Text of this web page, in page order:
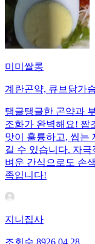
미미쌀롱
계란곤약, 큐브닭가
탱글탱글한 곤약과
조화가 완벽해요! 짭
맛이 훌륭하고, 씹는
길 수 있습니다. 자
벼운 간식으로도 손
족입니다!
지니집사